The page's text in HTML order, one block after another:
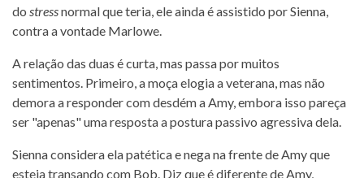
do stressnormal que teria, ele ainda é assistido por Sienna,
contra a vontade Marlowe.
A relação das duas é curta, mas passa por muitos
sentimentos. Primeiro, a moça elogia a veterana, mas não
demora a responder com desdém a Amy, embora isso pareça
ser "apenas" uma resposta a postura passivo agressiva dela.
Sienna considera ela patética e nega na frente de Amy que
esteja transando com Bob. Diz que é diferente de Amy,